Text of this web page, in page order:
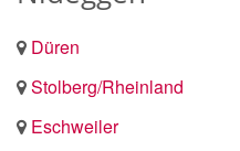
Düren
Stolberg/Rheinland
Eschweiler